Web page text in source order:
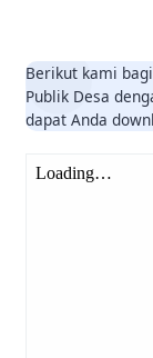
Berikut kami
Publik Desa
dapat Anda